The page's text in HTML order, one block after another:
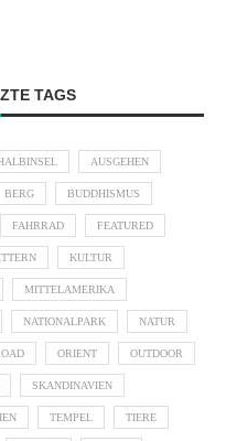
TAGS
AUSGEHEN
BERG BUDDHISMUS
FAHRRAD FEATURED
KULTUR
MITTELAMERIKA
NATIONALPARK NATUR
ORIENT OUTDOOR
SKANDINAVIEN
TEMPEL TIERE